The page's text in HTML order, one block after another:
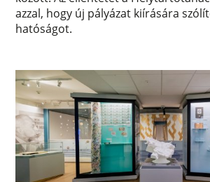
azzal, hogy új pályázat kiírására
hatóságot.